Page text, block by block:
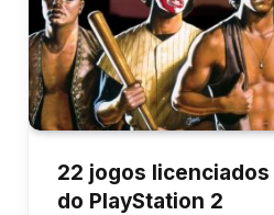
⁠22 jogos
do PlayStation 2